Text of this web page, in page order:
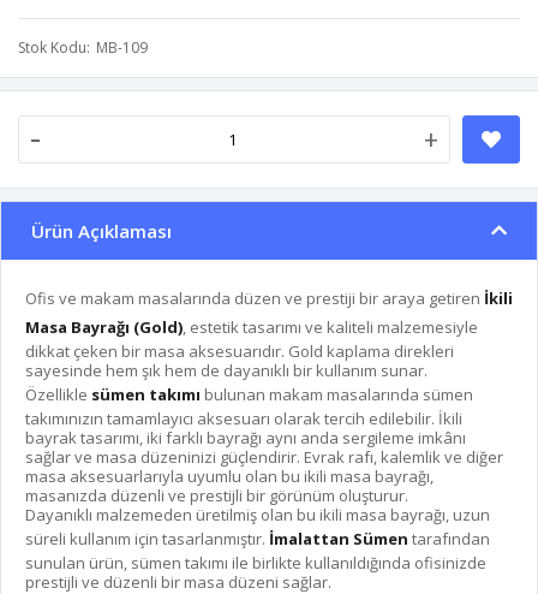
Stok Kodu MB-109
- +
Ürün Açıklaması
Ofis ve makam masalarında düzen ve prestiji bir araya getiren İkili
Masa Bayrağı (Gold) , estetik tasarımı ve kaliteli malzemesiyle
dikkat çeken bir masa aksesuarıdır. Gold kaplama direkleri
sayesinde hem şık hem de dayanıklı bir kullanım sunar.
Özellikle sümen takımı bulunan makam masalarında sümen
takımınızın tamamlayıcı aksesuarı olarak tercih edilebilir. İkili
bayrak tasarımı, iki farklı bayrağı aynı anda sergileme imkânı
sağlar ve masa düzeninizi güçlendirir. Evrak rafı, kalemlik ve diğer
masa aksesuarlarıyla uyumlu olan bu ikili masa bayrağı,
masanızda düzenli ve prestijli bir görünüm oluşturur.
Dayanıklı malzemeden üretilmiş olan bu ikili masa bayrağı, uzun
süreli kullanım için tasarlanmıştır. İmalattan Sümen tarafından
sunulan ürün, sümen takımı ile birlikte kullanıldığında ofisinizde
prestijli ve düzenli bir masa düzeni sağlar.